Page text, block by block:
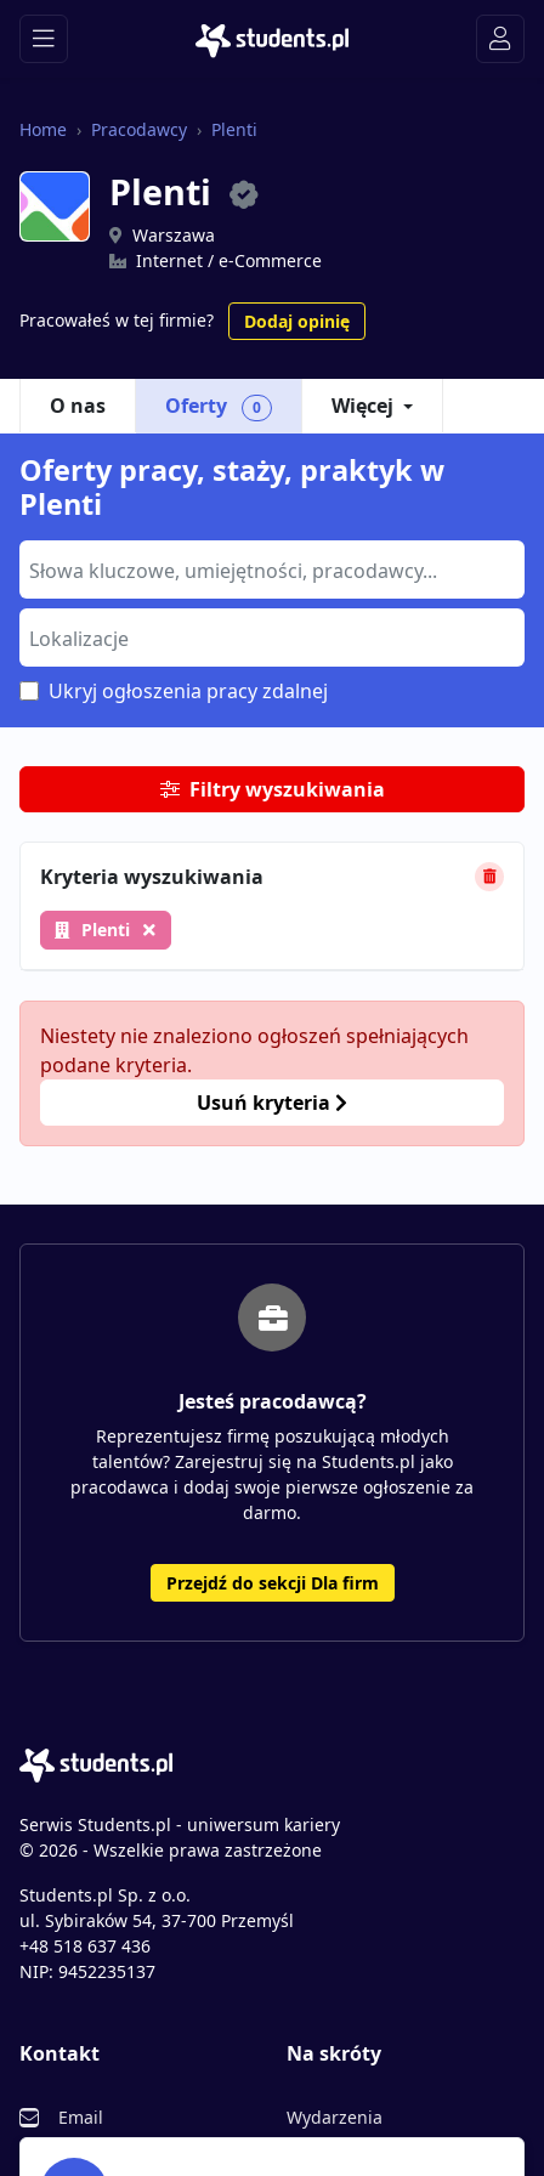
Home Pracodawcy Plenti
Plenti
Warszawa
Internet / e-Commerce
Pracowałeś w tej firmie? Dodaj opinię
O nas Oferty 0 Więcej
Oferty pracy, staży, praktyk w
Plenti
Ukryj ogłoszenia pracy zdalnej
Filtry wyszukiwania
Kryteria wyszukiwania
Plenti
Niestety nie znaleziono ogłoszeń spełniających
podane kryteria.
Usuń kryteria
Jesteś pracodawcą?
Reprezentujesz firmę poszukującą młodych
talentów? Zarejestruj się na Students.pl jako
pracodawca i dodaj swoje pierwsze ogłoszenie za
darmo.
Przejdź do sekcji Dla firm
Serwis Students.pl - uniwersum kariery
© 2026 - Wszelkie prawa zastrzeżone
Students.pl Sp. z o.o.
ul. Sybiraków 54, 37-700 Przemyśl
+48 518 637 436
NIP: 9452235137
Kontakt
Email
Facebook
Na skróty
Wydarzenia